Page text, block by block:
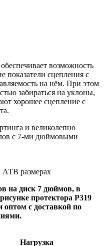
возможность
показатели сцепления с
на нём. При этом
забираться на уклоны,
хорошее сцепление с
и великолепно
с 7-ми дюймовыми
АТВ размерах
на диск 7 дюймов, в
протектора Р319
оптом с доставкой по
Нагрузка